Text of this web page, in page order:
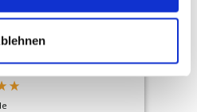
Bewertungen